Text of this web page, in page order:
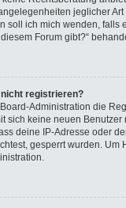
jeglicher
soll ich mich wenden, falls
Forum gibt?“
registrieren?
Administration die
sich keine neuen
deine IP-Adresse oder
gesperrt wurden. Um